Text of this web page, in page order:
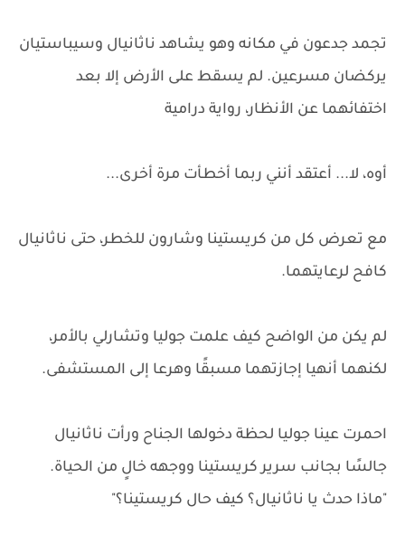
تجمد جدعون في مكانه وهو يشاهد ناثانيال وسيباستيان
يركضان مسرعين. لم يسقط على الأرض إلا بعد
اختفائهما عن الأنظار، رواية درامية
أوه، لا... أعتقد أنني ربما أخطأت مرة أخرى...
مع تعرض كل من كريستينا وشارون للخطر، حتى ناثانيال
كافح لرعايتهما.
لم يكن من الواضح كيف علمت جوليا وتشارلي بالأمر،
لكنهما أنهيا إجازتهما مسبقًا وهرعا إلى المستشفى.
احمرت عينا جوليا لحظة دخولها الجناح ورأت ناثانيال
جالسًا بجانب سرير كريستينا ووجهه خالٍ من الحياة.
"ماذا حدث يا ناثانيال؟ كيف حال كريستينا؟"